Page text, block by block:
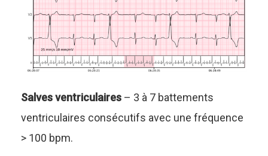
Salves ventriculaires – 3 à 7 battements
ventriculaires consécutifs avec une fréquence
> 100 bpm.